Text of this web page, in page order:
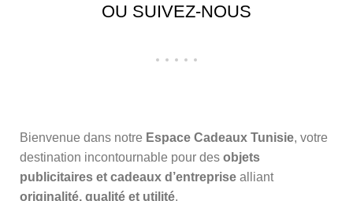
OU SUIVEZ-NOUS
Bienvenue dans notre Espace Cadeaux Tunisie, votre
destination incontournable pour des objets
publicitaires et cadeaux d’entreprise alliant
originalité, qualité et utilité.